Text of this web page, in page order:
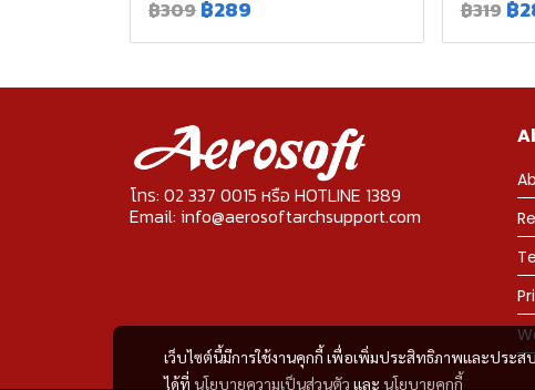
฿309 ฿289 ฿319 ฿
เว็บไซต์นี้มีการใช้งานคุกกี้ เพื่อเพิ่มประสิทธิภาพและประส
ได้ที่ นโยบายความเป็นส่วนตัว และ นโยบายคุกกี้
โทร: 02 337 0015 หรือ HOTLINE 1389
Email: info@aerosoftarchsupport.com